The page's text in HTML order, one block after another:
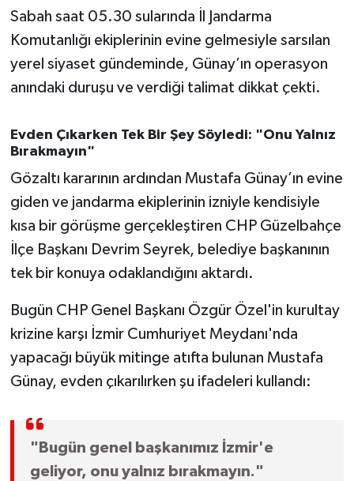
Sabah saat 05.30 sularında İl Jandarma
Komutanlığı ekiplerinin evine gelmesiyle sarsılan
yerel siyaset gündeminde, Günay’ın operasyon
anındaki duruşu ve verdiği talimat dikkat çekti.
Evden Çıkarken Tek Bir Şey Söyledi: "Onu Yalnız
Bırakmayın"
Gözaltı kararının ardından Mustafa Günay’ın evine
giden ve jandarma ekiplerinin izniyle kendisiyle
kısa bir görüşme gerçekleştiren CHP Güzelbahçe
İlçe Başkanı Devrim Seyrek, belediye başkanının
tek bir konuya odaklandığını aktardı.
Bugün CHP Genel Başkanı Özgür Özel'in kurultay
krizine karşı İzmir Cumhuriyet Meydanı'nda
yapacağı büyük mitinge atıfta bulunan Mustafa
Günay, evden çıkarılırken şu ifadeleri kullandı:
"Bugün genel başkanımız İzmir'e
geliyor, onu yalnız bırakmayın."
Manyas
OTOMOTİV
Resmi İlanlar
SAĞLIK
SEYAHAT
Sındırgı
SPOR
SÜRMANŞET
Susurluk